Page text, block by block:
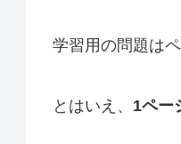
学習用の問題は
とはいえ、 1ペー